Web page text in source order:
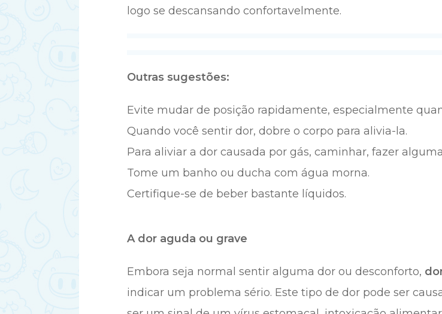
logo se descansando confortavelmente.
Outras sugestões:
Evite mudar de posição rapidamente, especialmente
Quando você sentir dor, dobre o corpo para alivia-la.
Para aliviar a dor causada por gás, caminhar, fazer
Tome um banho ou ducha com água morna.
Certifique-se de beber bastante líquidos.
A dor aguda ou grave
Embora seja normal sentir alguma dor ou desconforto,
indicar um problema sério. Este tipo de dor pode ser